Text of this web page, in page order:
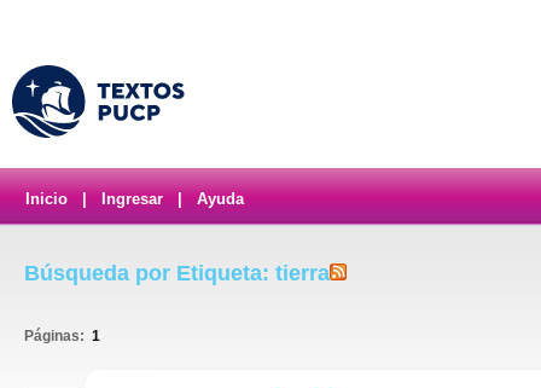
Inicio Ingresar Ayuda
Búsqueda por Etiqueta: tierra
Páginas: 1